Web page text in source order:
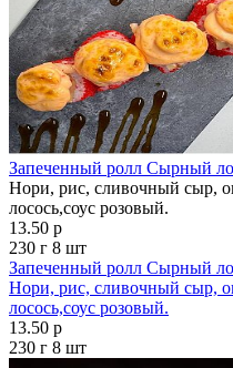
Запеченный ролл Сырный
Нори, рис, сливочный сыр,
лосось,соус розовый.
13.50 р
230 г 8 шт
Запеченный ролл Сырный
Нори, рис, сливочный сыр,
лосось,соус розовый.
13.50 р
230 г 8 шт